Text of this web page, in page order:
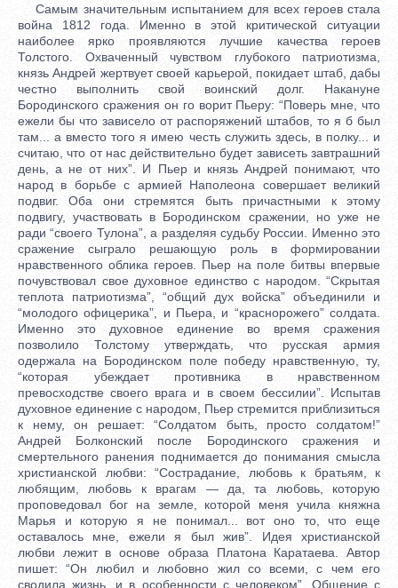
Самым значительным испытанием для всех героев стала
война 1812 года. Именно в этой критической ситуации
наиболее ярко проявляются лучшие качества героев
Толстого. Охваченный чувством глубокого патриотизма,
князь Андрей жертвует своей карьерой, покидает штаб, дабы
честно выполнить свой воинский долг. Накануне
Бородинского сражения он го ворит Пьеру: “Поверь мне, что
ежели бы что зависело от распоряжений штабов, то я б был
там... а вместо того я имею честь служить здесь, в полку... и
считаю, что от нас действительно будет зависеть завтрашний
день, а не от них”. И Пьер и князь Андрей понимают, что
народ в борьбе с армией Наполеона совершает великий
подвиг. Оба они стремятся быть причастными к этому
подвигу, участвовать в Бородинском сражении, но уже не
ради “своего Тулона”, а разделяя судьбу России. Именно это
сражение сыграло решающую роль в формировании
нравственного облика героев. Пьер на поле битвы впервые
почувствовал свое духовное единство с народом. “Скрытая
теплота патриотизма”, “общий дух войска” объединили и
“молодого офицерика”, и Пьера, и “краснорожего” солдата.
Именно это духовное единение во время сражения
позволило Толстому утверждать, что русская армия
одержала на Бородинском поле победу нравственную, ту,
“которая убеждает противника в нравственном
превосходстве своего врага и в своем бессилии”. Испытав
духовное единение с народом, Пьер стремится приблизиться
к нему, он решает: “Солдатом быть, просто солдатом!”
Андрей Болконский после Бородинского сражения и
смертельного ранения поднимается до понимания смысла
христианской любви: “Сострадание, любовь к братьям, к
любящим, любовь к врагам — да, та любовь, которую
проповедовал бог на земле, которой меня учила княжна
Марья и которую я не понимал... вот оно то, что еще
оставалось мне, ежели я был жив”. Идея христианской
любви лежит в основе образа Платона Каратаева. Автор
пишет: “Он любил и любовно жил со всеми, с чем его
сводила жизнь, и в особенности с человеком”. Общение с